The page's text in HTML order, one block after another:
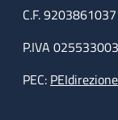
C.F.
P.IVA
PEC: